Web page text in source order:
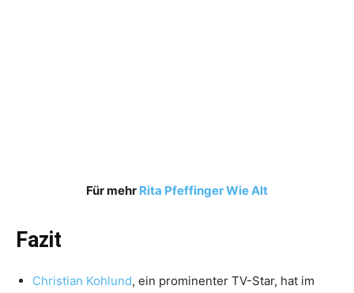
Für mehr Rita Pfeffinger Wie Alt
Fazit
Christian Kohlund, ein prominenter TV-Star, hat im